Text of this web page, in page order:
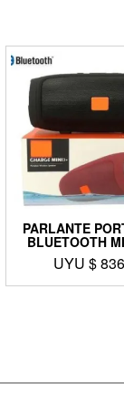
PARLANTE
BLUETOOTH
UYU $836